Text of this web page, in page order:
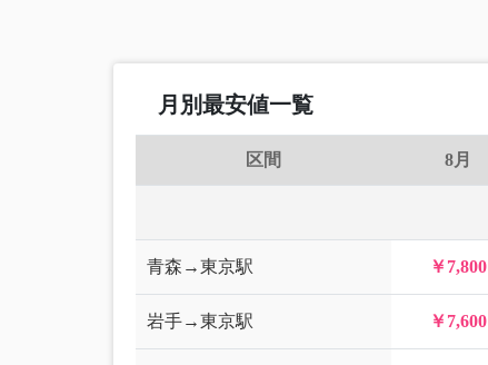
月別最安値一覧
区間 8月
青森→東京駅 ￥7,800
岩手→東京駅 ￥7,600